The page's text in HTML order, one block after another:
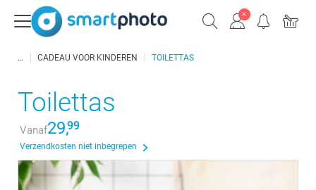
CADEAU VOOR KINDEREN TOILETTAS
Toilettas
Vanaf29,99
Verzendkosten niet inbegrepen